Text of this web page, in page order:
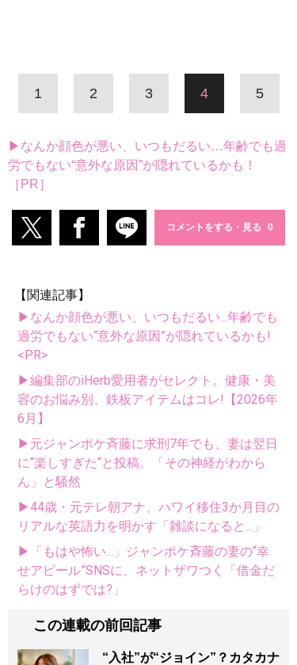
1 2 3 4 5
▶なんか顔色が悪い、いつもだるい…年齢でも過
労でもない“意外な原因”が隠れているかも！
［PR］
コメントをする・見る
【関連記事】
▶なんか顔色が悪い、いつもだるい...年齢でも
過労でもない“意外な原因”が隠れているかも!
<PR>
▶編集部のiHerb愛用者がセレクト。健康・美
容のお悩み別、鉄板アイテムはコレ!【2026年
6月】
▶元ジャンポケ斉藤に求刑7年でも、妻は翌日
に“楽しすぎた“と投稿。「その神経がわから
ん」と騒然
▶44歳・元テレ朝アナ、ハワイ移住3か月目の
リアルな英語力を明かす「雑談になると...」
▶「もはや怖い...」ジャンポケ斉藤の妻の“幸
せアピール”SNSに、ネットザワつく「借金だ
らけのはずでは?」
この連載の前回記事
“入社”が“ジョイン”？カタカナ